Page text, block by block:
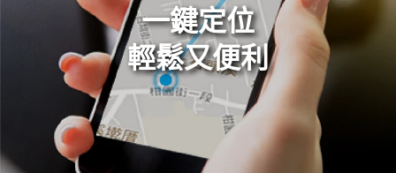
一鍵定位
輕鬆又便利